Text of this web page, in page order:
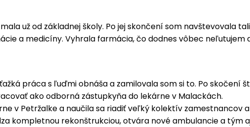
už od základnej školy. Po jej skončení som navštevovala
a medicíny. Vyhrala farmácia, čo dodnes vôbec
práca s ľuďmi obnáša a zamilovala som si to. Po skočení
ako odborná zástupkyňa do lekárne v Malackách.
v Petržalke a naučila sa riadiť veľký kolektív
kompletnou rekonštrukciou, otvára nové ambulancie a tým